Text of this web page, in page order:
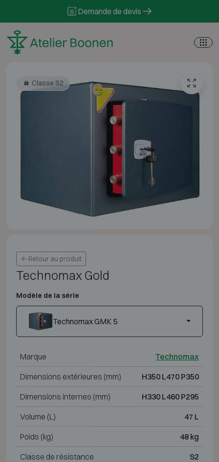
Demande de devis
Classe S2
Retour au produit
Technomax Gold
Modèle de la série
Technomax GMK 5
Marque Technomax
Dimensions extérieures (mm) H350 L470 P350
Dimensions internes (mm) H330 L460 P295
Volume (L) 47 L
Poids (kg) 48 kg
Classe de résistance S2